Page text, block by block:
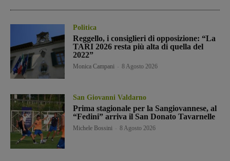
Politica
Reggello, i consiglieri di opposizione: “La
TARI 2026 resta più alta di quella del
2022”
Monica Campani 8 Agosto 2026
San Giovanni Valdarno
Prima stagionale per la Sangiovannese, al
“Fedini” arriva il San Donato Tavarnelle
Michele Bossini 8 Agosto 2026